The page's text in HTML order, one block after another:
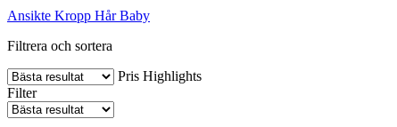
Ansikte Kropp Hår Baby
Filtrera och sortera
Pris Highlights
Filter